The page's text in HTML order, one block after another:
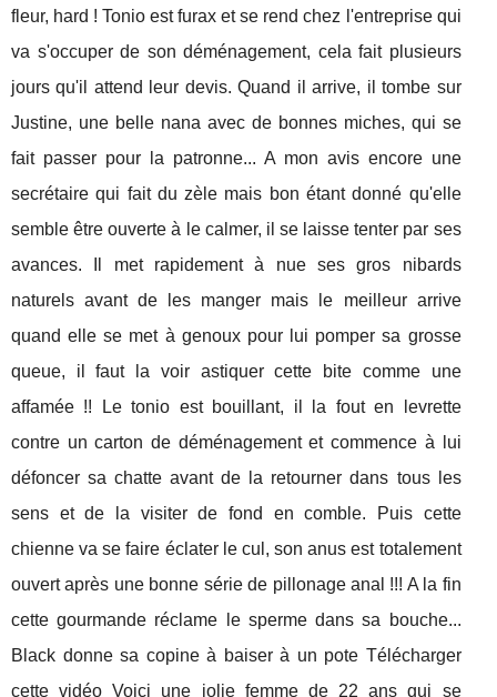
fleur, hard ! Tonio est furax et se rend chez l'entreprise qui
va s'occuper de son déménagement, cela fait plusieurs
jours qu'il attend leur devis. Quand il arrive, il tombe sur
Justine, une belle nana avec de bonnes miches, qui se
fait passer pour la patronne... A mon avis encore une
secrétaire qui fait du zèle mais bon étant donné qu'elle
semble être ouverte à le calmer, il se laisse tenter par ses
avances. Il met rapidement à nue ses gros nibards
naturels avant de les manger mais le meilleur arrive
quand elle se met à genoux pour lui pomper sa grosse
queue, il faut la voir astiquer cette bite comme une
affamée !! Le tonio est bouillant, il la fout en levrette
contre un carton de déménagement et commence à lui
défoncer sa chatte avant de la retourner dans tous les
sens et de la visiter de fond en comble. Puis cette
chienne va se faire éclater le cul, son anus est totalement
ouvert après une bonne série de pillonage anal !!! A la fin
cette gourmande réclame le sperme dans sa bouche...
Black donne sa copine à baiser à un pote Télécharger
cette vidéo Voici une jolie femme de 22 ans qui se